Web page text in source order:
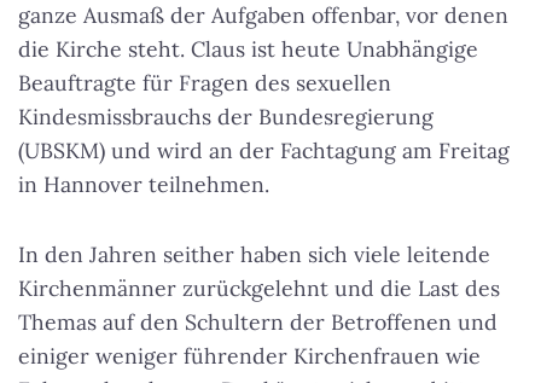
ganze Ausmaß der Aufgaben offenbar, vor denen
die Kirche steht. Claus ist heute Unabhängige
Beauftragte für Fragen des sexuellen
Kindesmissbrauchs der Bundesregierung
(UBSKM) und wird an der Fachtagung am Freitag
in Hannover teilnehmen.
In den Jahren seither haben sich viele leitende
Kirchenmänner zurückgelehnt und die Last des
Themas auf den Schultern der Betroffenen und
einiger weniger führender Kirchenfrauen wie